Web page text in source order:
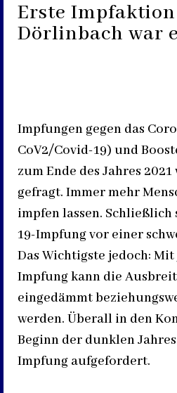
Erste
Dörlinbach war
Impfungen gegen das
CoV2/Covid-19) und
zum Ende des Jahres
gefragt. Immer mehr
impfen lassen.
19-Impfung vor einer
Das Wichtigste jedoch:
Impfung kann die
eingedämmt
werden. Überall in den
Beginn der dunklen
Impfung aufgefordert.